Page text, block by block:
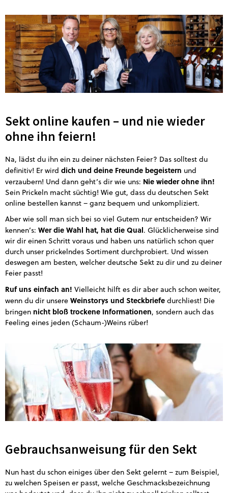
Sekt online kaufen – und nie wieder
ohne ihn feiern!
Na, lädst du ihn ein zu deiner nächsten Feier? Das solltest du
definitiv! Er wird dich und deine Freunde begeistern und
verzaubern! Und dann geht’s dir wie uns: Nie wieder ohne ihn!
Sein Prickeln macht süchtig! Wie gut, dass du deutschen Sekt
online bestellen kannst – ganz bequem und unkompliziert.
Aber wie soll man sich bei so viel Gutem nur entscheiden? Wir
kennen’s: Wer die Wahl hat, hat die Qual. Glücklicherweise sind
wir dir einen Schritt voraus und haben uns natürlich schon quer
durch unser prickelndes Sortiment durchprobiert. Und wissen
deswegen am besten, welcher deutsche Sekt zu dir und zu deiner
Feier passt!
Ruf uns einfach an! Vielleicht hilft es dir aber auch schon weiter,
wenn du dir unsere Weinstorys und Steckbriefe durchliest! Die
bringen nicht bloß trockene Informationen, sondern auch das
Feeling eines jeden (Schaum-)Weins rüber!
Gebrauchsanweisung für den Sekt
Nun hast du schon einiges über den Sekt gelernt – zum Beispiel,
zu welchen Speisen er passt, welche Geschmacksbezeichnung